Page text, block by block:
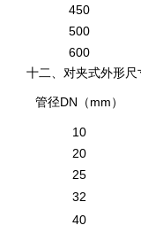
450
500
600
十二、对夹式外形
管径DN （ mm ）
10
20
25
32
40